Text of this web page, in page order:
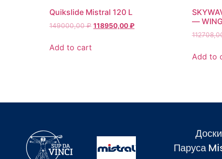
Quikslide Mistral 120 L
149000,00₽ 118950,00₽
Add to cart
— WING
Add to
Паруса